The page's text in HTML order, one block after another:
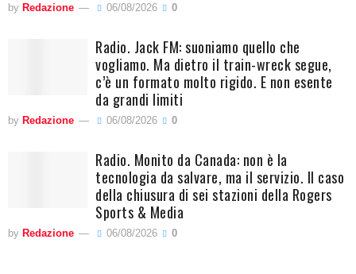
by Redazione 06/08/2026 0
Radio. Jack FM: suoniamo quello che
vogliamo. Ma dietro il train-wreck segue,
c’è un formato molto rigido. E non esente
da grandi limiti
by Redazione 06/08/2026 0
Radio. Monito da Canada: non è la
tecnologia da salvare, ma il servizio. Il caso
della chiusura di sei stazioni della Rogers
Sports & Media
by Redazione 06/08/2026 0